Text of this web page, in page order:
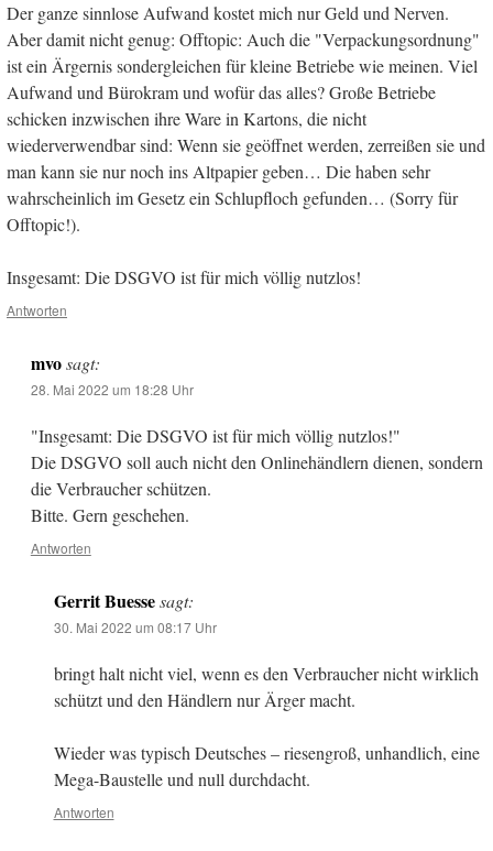
Der ganze sinnlose Aufwand kostet mich nur Geld und Nerven.
Aber damit nicht genug: Offtopic: Auch die "Verpackungsordnung"
ist ein Ärgernis sondergleichen für kleine Betriebe wie meinen. Viel
Aufwand und Bürokram und wofür das alles? Große Betriebe
schicken inzwischen ihre Ware in Kartons, die nicht
wiederverwendbar sind: Wenn sie geöffnet werden, zerreißen sie und
man kann sie nur noch ins Altpapier geben… Die haben sehr
wahrscheinlich im Gesetz ein Schlupfloch gefunden… (Sorry für
Offtopic!).
Insgesamt: Die DSGVO ist für mich völlig nutzlos!
Antworten
mvo sagt:
28. Mai 2022 um 18:28 Uhr
"Insgesamt: Die DSGVO ist für mich völlig nutzlos!"
Die DSGVO soll auch nicht den Onlinehändlern dienen, sondern
die Verbraucher schützen.
Bitte. Gern geschehen.
Antworten
Gerrit Buesse sagt:
30. Mai 2022 um 08:17 Uhr
bringt halt nicht viel, wenn es den Verbraucher nicht wirklich
schützt und den Händlern nur Ärger macht.
Wieder was typisch Deutsches – riesengroß, unhandlich, eine
Mega-Baustelle und null durchdacht.
Antworten